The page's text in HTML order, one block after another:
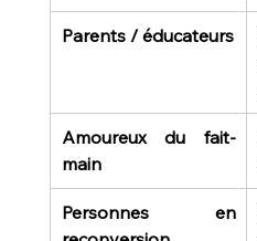
Parents / éducateurs
Amoureux du fait-
main
Personnes en